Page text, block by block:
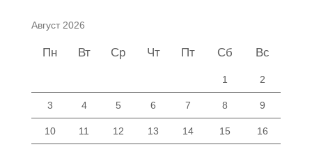
Август 2026
Пн Вт Ср Чт Пт Сб Вс
1 2
3 4 5 6 7 8 9
10 11 12 13 14 15 16